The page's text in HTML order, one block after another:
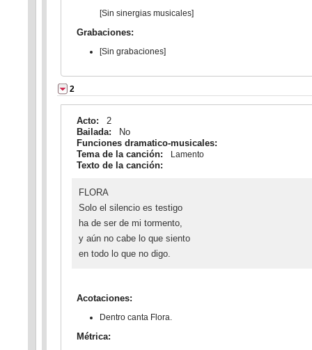
[Sin sinergias musicales]
Grabaciones:
[Sin grabaciones]
2
Acto:
2
Bailada:
No
Funciones dramatico-musicales:
Tema de la canción:
Lamento
Texto de la canción:
FLORA
Solo el silencio es testigo
ha de ser de mi tormento,
y aún no cabe lo que siento
en todo lo que no digo.
Acotaciones:
Dentro canta Flora.
Métrica: